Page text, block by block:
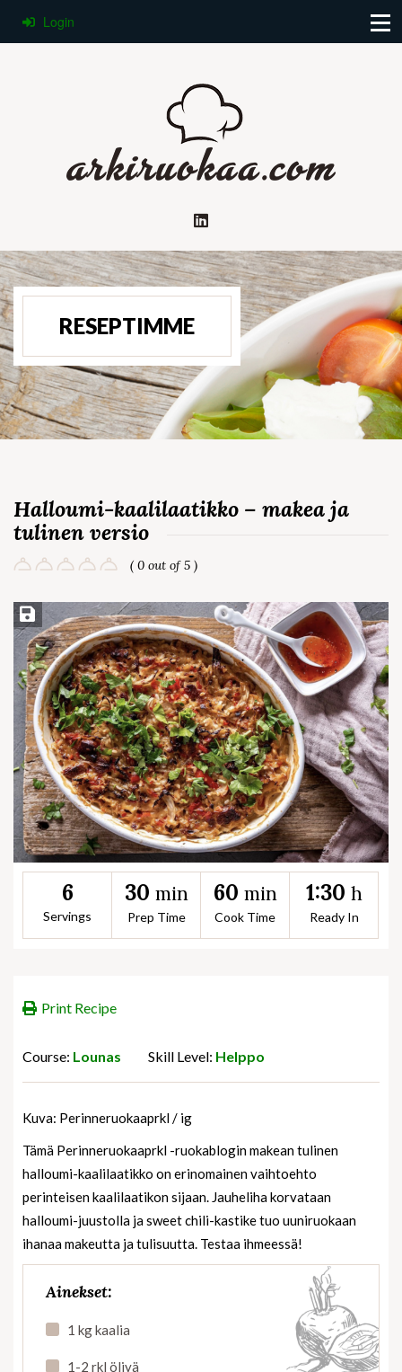
Login
RESEPTIMME
Halloumi-kaalilaatikko – makea ja
tulinen versio
( 0 out of 5 )
Save Recipe
6
Servings
30 min
Prep Time
60 min
Cook Time
1:30 h
Ready In
Print Recipe
Course: Lounas Skill Level: Helppo
Kuva: Perinneruokaaprkl / ig
Tämä Perinneruokaaprkl -ruokablogin makean tulinen
halloumi-kaalilaatikko on erinomainen vaihtoehto
perinteisen kaalilaatikon sijaan. Jauheliha korvataan
halloumi-juustolla ja sweet chili-kastike tuo uuniruokaan
ihanaa makeutta ja tulisuutta. Testaa ihmeessä!
Ainekset:
1 kg kaalia
1-2 rkl öljyä